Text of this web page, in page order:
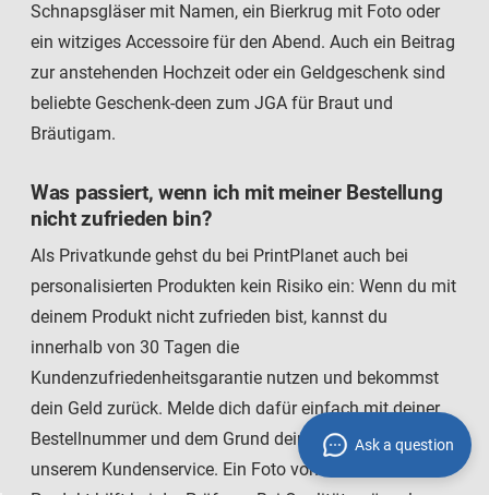
Schnapsgläser mit Namen, ein Bierkrug mit Foto oder
ein witziges Accessoire für den Abend. Auch ein Beitrag
zur anstehenden Hochzeit oder ein Geldgeschenk sind
beliebte Geschenk-deen zum JGA für Braut und
Bräutigam.
Was passiert, wenn ich mit meiner Bestellung
nicht zufrieden bin?
Als Privatkunde gehst du bei PrintPlanet auch bei
personalisierten Produkten kein Risiko ein: Wenn du mit
deinem Produkt nicht zufrieden bist, kannst du
innerhalb von 30 Tagen die
Kundenzufriedenheitsgarantie nutzen und bekommst
dein Geld zurück. Melde dich dafür einfach mit deiner
Bestellnummer und dem Grund deiner Reklamation bei
unserem Kundenservice. Ein Foto vom erhaltenen
Ask a question